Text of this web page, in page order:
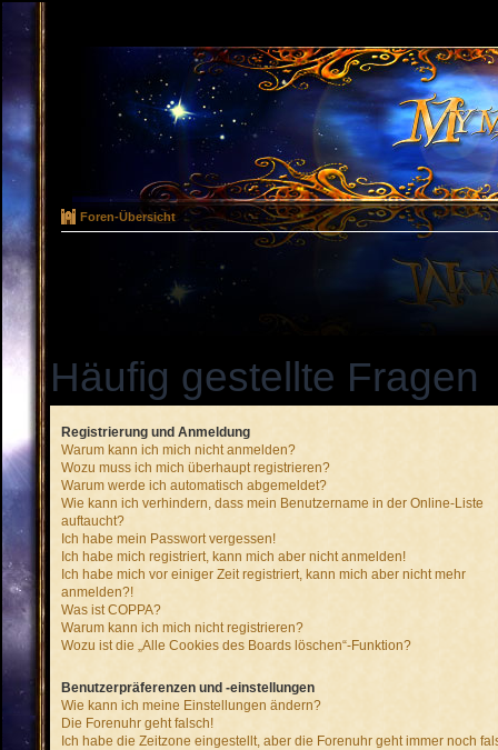
Foren-Übersicht
Häufig gestellte Fragen
Registrierung und Anmeldung
Warum kann ich mich nicht anmelden?
Wozu muss ich mich überhaupt registrieren?
Warum werde ich automatisch abgemeldet?
Wie kann ich verhindern, dass mein Benutzername in der Online-Liste
auftaucht?
Ich habe mein Passwort vergessen!
Ich habe mich registriert, kann mich aber nicht anmelden!
Ich habe mich vor einiger Zeit registriert, kann mich aber nicht mehr
anmelden?!
Was ist COPPA?
Warum kann ich mich nicht registrieren?
Wozu ist die „Alle Cookies des Boards löschen“-Funktion?
Benutzerpräferenzen und -einstellungen
Wie kann ich meine Einstellungen ändern?
Die Forenuhr geht falsch!
Ich habe die Zeitzone eingestellt, aber die Forenuhr geht immer noch